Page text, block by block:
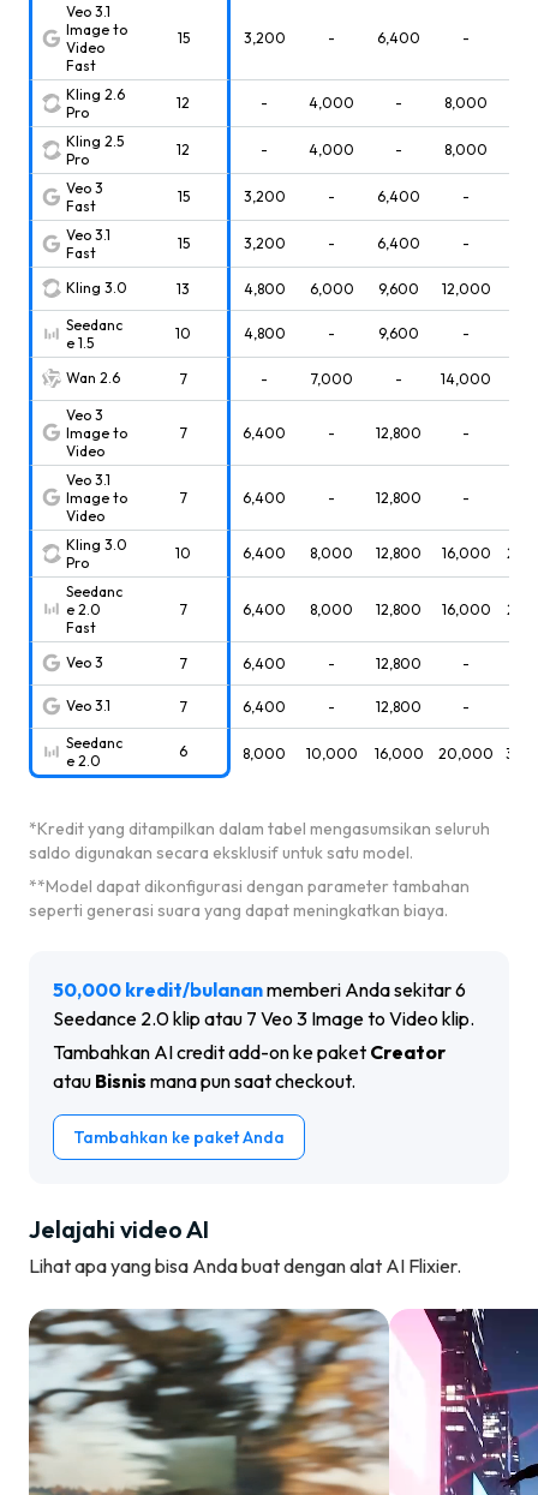
Veo 3.1
Image to
Video
Fast
15 3,200 - 6,400 -
Kling 2.6
Pro
12 - 4,000 - 8,000
Kling 2.5
Pro
12 - 4,000 - 8,000
Veo 3
Fast
15 3,200 - 6,400 -
Veo 3.1
Fast
15 3,200 - 6,400 -
Kling 3.0 13 4,800 6,000 9,600 12,000
Seedanc
e 1.5
10 4,800 - 9,600 -
Wan 2.6 7 - 7,000 - 14,000
Veo 3
Image to
Video
7 6,400 - 12,800 -
Veo 3.1
Image to
Video
7 6,400 - 12,800 -
Kling 3.0
Pro
10 6,400 8,000 12,800 16,000
Seedanc
e 2.0
Fast
7 6,400 8,000 12,800 16,000
Veo 3 7 6,400 - 12,800 -
Veo 3.1 7 6,400 - 12,800 -
Seedanc
e 2.0
6 8,000 10,000 16,000 20,000
*Kredit yang ditampilkan dalam tabel mengasumsikan seluruh
saldo digunakan secara eksklusif untuk satu model.
**Model dapat dikonfigurasi dengan parameter tambahan
seperti generasi suara yang dapat meningkatkan biaya.
50,000 kredit/bulananmemberi Anda sekitar6
Seedance 2.0klip atau 7 Veo 3 Image to Video klip.
Tambahkan AI credit add-on ke paket Creator
atau Bisnis mana pun saat checkout.
Tambahkan ke paket Anda
Jelajahi video AI
Lihat apa yang bisa Anda buat dengan alat AI Flixier.